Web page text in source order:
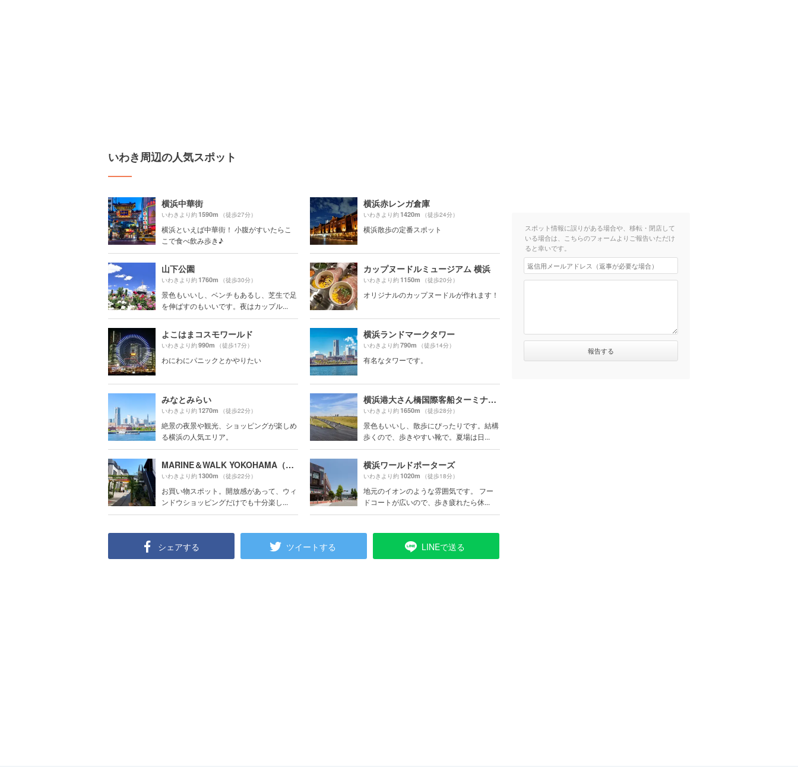
いわき周辺の人気スポット
横浜中華街
いわきより約1590m （徒歩27分）
横浜といえば中華街！ 小腹がすいたらこ
こで食べ飲み歩き♪
横浜赤レンガ倉庫
いわきより約1420m （徒歩24分）
横浜散歩の定番スポット
山下公園
いわきより約1760m （徒歩30分）
景色もいいし、ベンチもあるし、芝生で足
を伸ばすのもいいです。夜はカップル...
カップヌードルミュージアム 横浜
いわきより約1150m （徒歩20分）
オリジナルのカップヌードルが作れます！
よこはまコスモワールド
いわきより約990m （徒歩17分）
わにわにパニックとかやりたい
横浜ランドマークタワー
いわきより約790m （徒歩14分）
有名なタワーです。
みなとみらい
いわきより約1270m （徒歩22分）
絶景の夜景や観光、ショッピングが楽しめ
る横浜の人気エリア。
横浜港大さん橋国際客船ターミナル（大さん橋）
いわきより約1650m （徒歩28分）
景色もいいし、散歩にぴったりです。結構
歩くので、歩きやすい靴で。夏場は日...
MARINE＆WALK YOKOHAMA（マリン アンド ウォーク ヨコハマ）
いわきより約1300m （徒歩22分）
お買い物スポット。開放感があって、ウィ
ンドウショッピングだけでも十分楽し...
横浜ワールドポーターズ
いわきより約1020m （徒歩18分）
地元のイオンのような雰囲気です。 フー
ドコートが広いので、歩き疲れたら休...
シェアする ツイートする LINEで送る
スポット情報に誤りがある場合や、移転・閉店して
いる場合は、こちらのフォームよりご報告いただけ
ると幸いです。